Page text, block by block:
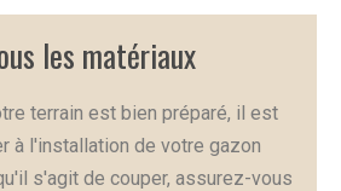
les matériaux
terrain est bien préparé, il est
à l'installation de votre gazon
s'agit de couper, assurez-vous